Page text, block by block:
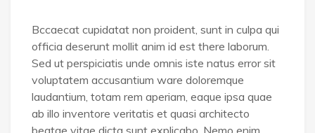
Bccaecat cupidatat non proident, sunt in culpa qui
officia deserunt mollit anim id est there laborum.
Sed ut perspiciatis unde omnis iste natus error sit
voluptatem accusantium ware doloremque
laudantium, totam rem aperiam, eaque ipsa quae
ab illo inventore veritatis et quasi architecto
beatae vitae dicta sunt explicabo. Nemo enim